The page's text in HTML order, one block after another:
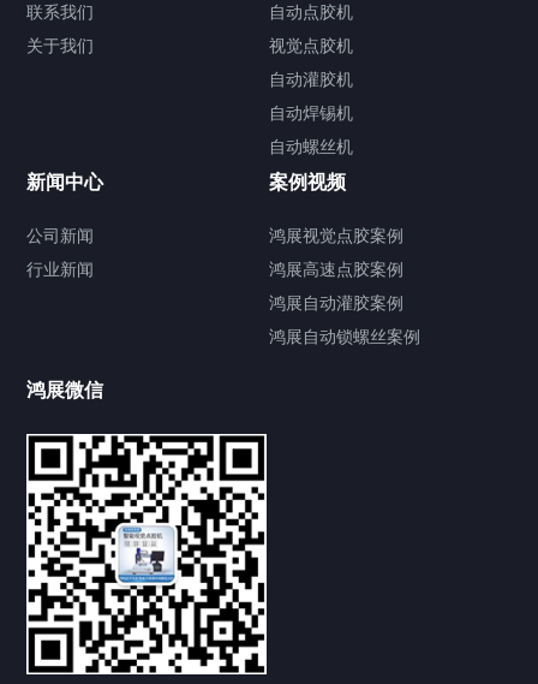
关于我们
提交您的需求，获取产品资料与报价
亦可拨打我们的24小时服务咨询热线
185-7668-2958
联系我们
关于我们
自动点胶机
视觉点胶机
自动灌胶机
自动焊锡机
自动螺丝机
新闻中心
公司新闻
行业新闻
案例视频
鸿展视觉点胶案例
鸿展高速点胶案例
鸿展自动灌胶案例
鸿展自动锁螺丝案例
鸿展微信